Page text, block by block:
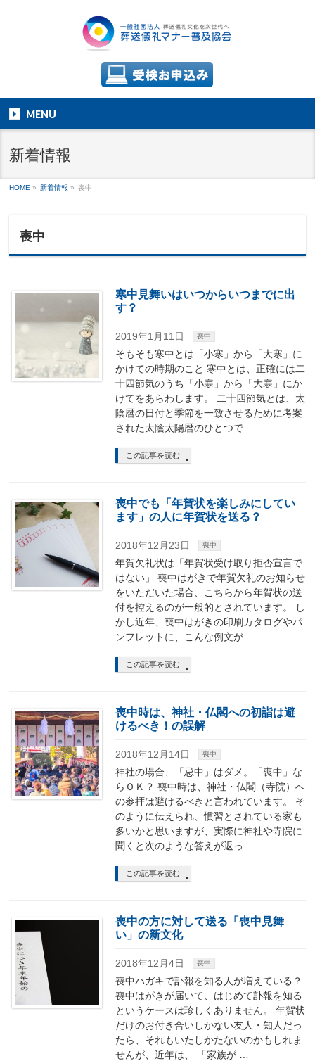
MENU
新着情報
HOME » 新着情報 » 喪中
喪中
寒中見舞いはいつからいつまでに出
す？
2019年1月11日 喪中
そもそも寒中とは「小寒」から「大寒」に
かけての時期のこと 寒中とは、正確には二
十四節気のうち「小寒」から「大寒」にか
けてをあらわします。 二十四節気とは、太
陰暦の日付と季節を一致させるために考案
された太陰太陽暦のひとつで …
この記事を読む
喪中でも「年賀状を楽しみにしてい
ます」の人に年賀状を送る？
2018年12月23日 喪中
年賀欠礼状は「年賀状受け取り拒否宣言で
はない」 喪中はがきで年賀欠礼のお知らせ
をいただいた場合、こちらから年賀状の送
付を控えるのが一般的とされています。 し
かし近年、喪中はがきの印刷カタログやパ
ンフレットに、こんな例文が …
この記事を読む
喪中時は、神社・仏閣への初詣は避
けるべき！の誤解
2018年12月14日 喪中
神社の場合、「忌中」はダメ。「喪中」な
らＯＫ？ 喪中時は、神社・仏閣（寺院）へ
の参拝は避けるべきと言われています。 そ
のように伝えられ、慣習とされている家も
多いかと思いますが、実際に神社や寺院に
聞くと次のような答えが返っ …
この記事を読む
喪中の方に対して送る「喪中見舞
い」の新文化
2018年12月4日 喪中
喪中ハガキで訃報を知る人が増えている？
喪中はがきが届いて、はじめて訃報を知る
というケースは珍しくありません。 年賀状
だけのお付き合いしかない友人・知人だっ
たら、それもいたしかたないのかもしれま
せんが、近年は、 「家族が …